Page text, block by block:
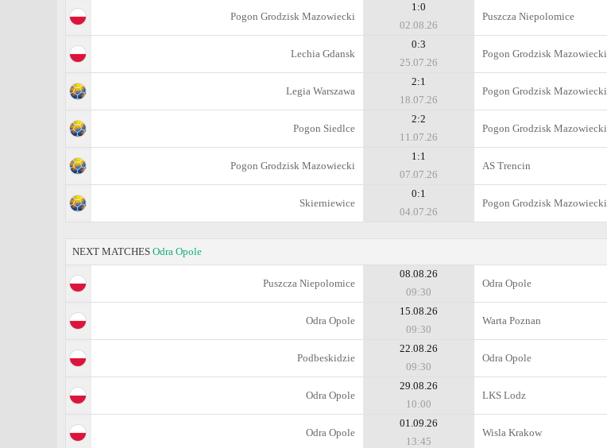
Pogon Grodzisk Mazowiecki
1:0
02.08.26
Puszcza Niepolomice
Lechia Gdansk
0:3
25.07.26
Pogon Grodzisk Mazowiecki
Legia Warszawa
2:1
18.07.26
Pogon Grodzisk Mazowiecki
Pogon Siedlce
2:2
11.07.26
Pogon Grodzisk Mazowiecki
Pogon Grodzisk Mazowiecki
1:1
07.07.26
AS Trencin
Skierniewice
0:1
04.07.26
Pogon Grodzisk Mazowiecki
NEXT MATCHES Odra Opole
Puszcza Niepolomice
08.08.26
09:30
Odra Opole
Odra Opole
15.08.26
09:30
Warta Poznan
Podbeskidzie
22.08.26
09:30
Odra Opole
Odra Opole
29.08.26
10:00
LKS Lodz
Odra Opole
01.09.26
13:45
Wisla Krakow